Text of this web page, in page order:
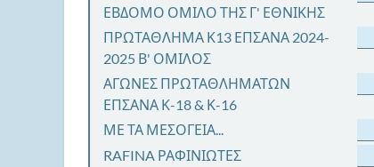
ΕΒΔΟΜΟ ΟΜΙΛΟ ΤΗΣ Γ' ΕΘΝΙΚΗΣ
ΠΡΩΤΑΘΛΗΜΑ Κ13 ΕΠΣΑΝΑ 2024-
2025 Β' ΟΜΙΛΟΣ
ΑΓΩΝΕΣ ΠΡΩΤΑΘΛΗΜΑΤΩΝ
ΕΠΣΑΝΑ Κ-18 & Κ-16
ΜΕ ΤΑ ΜΕΣΟΓΕΙΑ...
RAFINA ΡΑΦΙΝΙΩΤΕΣ